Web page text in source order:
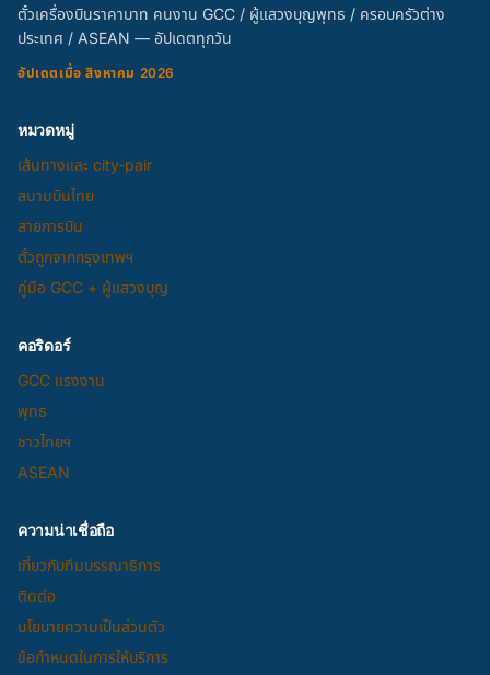
ตั๋วเครื่องบินราคาบาท คนงาน GCC / ผู้แสวงบุญพุทธ / ครอบครัวต่าง
ประเทศ / ASEAN — อัปเดตทุกวัน
อัปเดตเมื่อ สิงหาคม 2026
หมวดหมู่
เส้นทางและ city-pair
สนามบินไทย
สายการบิน
ตั๋วถูกจากกรุงเทพฯ
คู่มือ GCC + ผู้แสวงบุญ
คอริดอร์
GCC แรงงาน
พุทธ
ชาวไทยฯ
ASEAN
ความน่าเชื่อถือ
เกี่ยวกับทีมบรรณาธิการ
ติดต่อ
นโยบายความเป็นส่วนตัว
ข้อกำหนดในการให้บริการ